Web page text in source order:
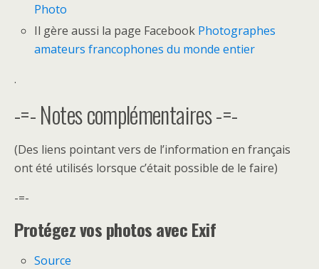
Photo
Il gère aussi la page Facebook Photographes
amateurs francophones du monde entier
.
-=- Notes complémentaires -=-
(Des liens pointant vers de l’information en français
ont été utilisés lorsque c’était possible de le faire)
-=-
Protégez vos photos avec Exif
Source